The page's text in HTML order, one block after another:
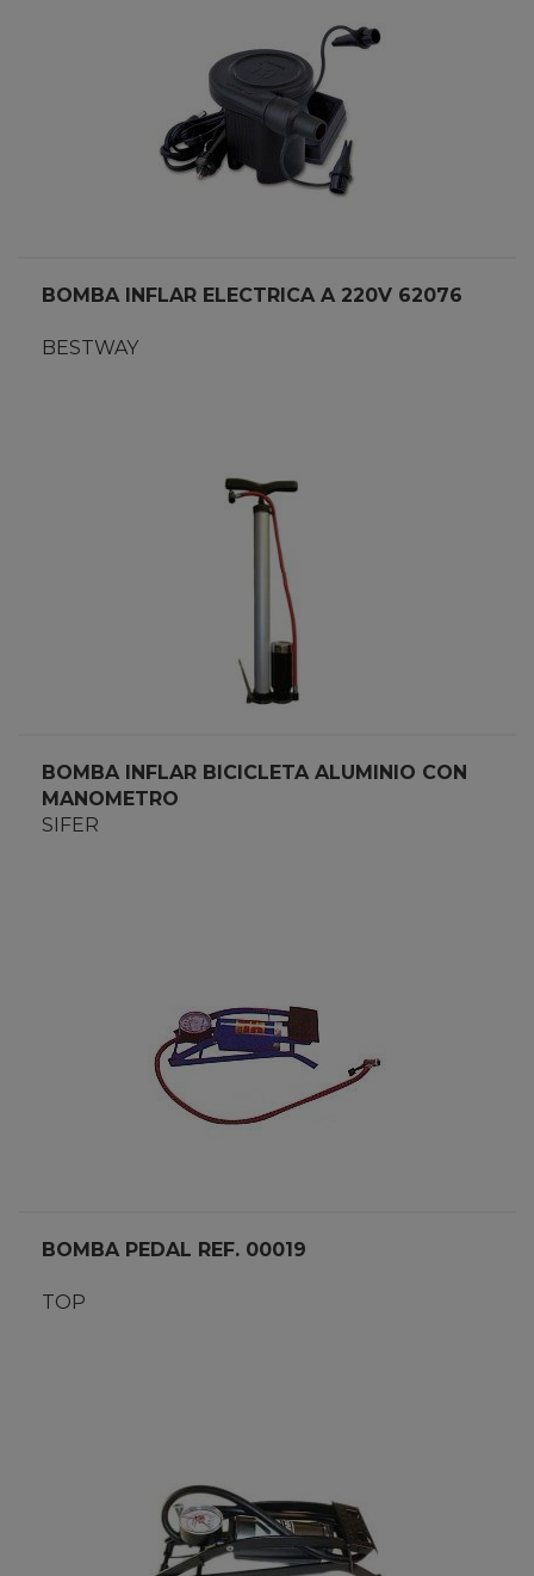
BOMBA INFLAR ELECTRICA A 220V 62076
BESTWAY
BOMBA INFLAR BICICLETA ALUMINIO CON
MANOMETRO
SIFER
BOMBA PEDAL REF. 00019
TOP